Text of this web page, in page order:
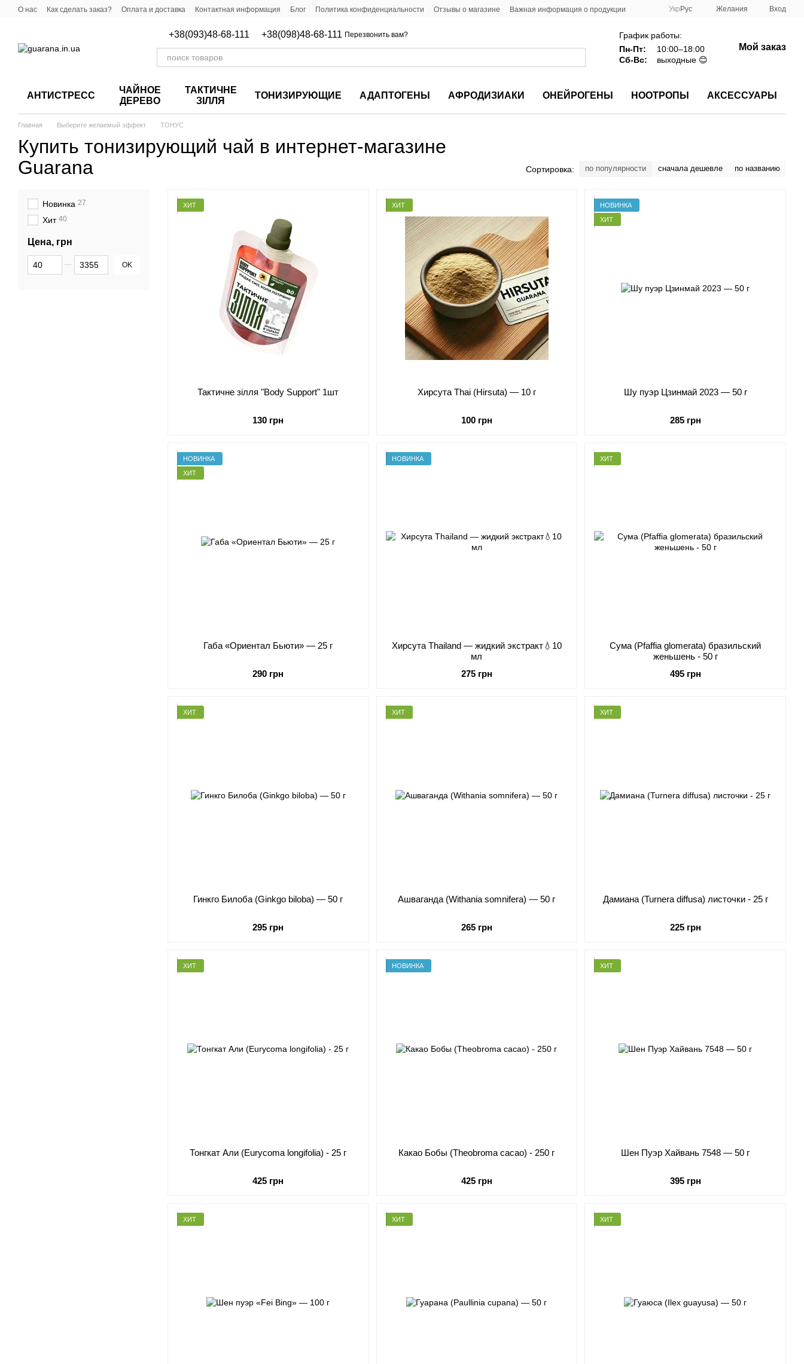
Перейти к основному контенту
О нас Как сделать заказ? Оплата и доставка Контактная информация Блог Политика конфиденциальности Отзывы о магазине Важная информация о продукции Укр Рус Желания Вход
+38(093)48-68-111 +38(098)48-68-111 Перезвонить вам?
График работы:
Пн-Пт:
10:00–18:00
Сб-Вс:
выходные 😊
Мой заказ
АНТИСТРЕСС
ЧАЙНОЕ
ДЕРЕВО
ТАКТИЧНЕ
ЗІЛЛЯ
ТОНИЗИРУЮЩИЕ АДАПТОГЕНЫ АФРОДИЗИАКИ ОНЕЙРОГЕНЫ НООТРОПЫ АКСЕССУАРЫ
Главная Выберите желаемый эффект ТОНУС
Купить тонизирующий чай в интернет-магазине
Guarana
Сортировка: по популярности сначала дешевле по названию
ХИТ
Тактичне зілля "Body Support" 1шт
130 грн
ХИТ
Хирсута Thai (Hirsuta) — 10 г
100 грн
НОВИНКА
ХИТ
Шу пуэр Цзинмай 2023 — 50 г
285 грн
НОВИНКА
ХИТ
Габа «Ориентал Бьюти» — 25 г
290 грн
НОВИНКА
Хирсута Thailand — жидкий экстракт💧10
мл
275 грн
ХИТ
Сума (Pfaffia glomerata) бразильский
женьшень - 50 г
495 грн
ХИТ
Гинкго Билоба (Ginkgo biloba) — 50 г
295 грн
ХИТ
Ашваганда (Withania somnifera) — 50 г
265 грн
ХИТ
Дамиана (Turnera diffusa) листочки - 25 г
225 грн
ХИТ
Тонгкат Али (Eurycoma longifolia) - 25 г
425 грн
НОВИНКА
Какао Бобы (Theobroma cacao) - 250 г
425 грн
ХИТ
Шен Пуэр Хайвань 7548 — 50 г
395 грн
ХИТ ХИТ ХИТ
Новинка 27
Хит 40
Цена, грн
От Цена, грн
До Цена, грн OK